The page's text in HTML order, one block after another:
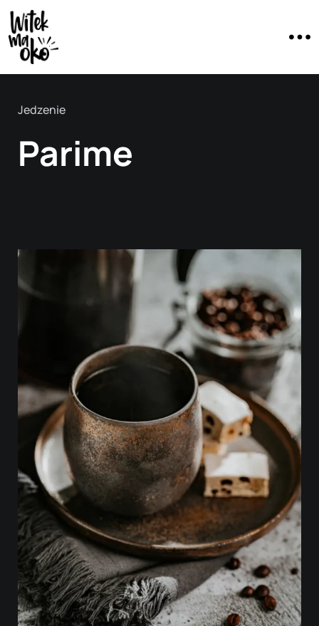
Jedzenie
Parime